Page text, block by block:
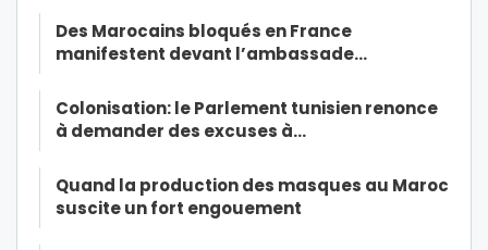
Des Marocains bloqués en France
manifestent devant l’ambassade…
Colonisation: le Parlement tunisien renonce
à demander des excuses à…
Quand la production des masques au Maroc
suscite un fort engouement